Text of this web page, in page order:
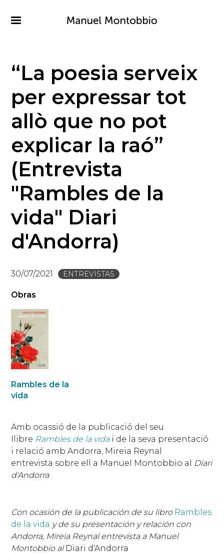
contenido
“La poesia serveix
per expressar tot
allò que no pot
explicar la raó”
(Entrevista
"Rambles de la
vida" Diari
d'Andorra)
30/07/2021 ENTREVISTAS
Obras
Rambles de la
vida
Amb ocassió de la publicació del seu
llibre Rambles de la vidai de la seva presentació
i relació amb Andorra, Mireia Reynal
entrevista sobre ell a Manuel Montobbio al Diari
d'Andorra
Con ocasión de la publicación de su libro Rambles
de la vida y de su presentación y relación con
Andorra, Mireia Reynal entrevista a Manuel
Montobbio al Diari d'Andorra